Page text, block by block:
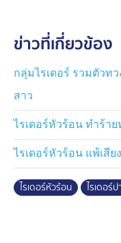
ข่าวที่เกี่ยวข้อง
กลุ่มไรเดอร์ รวมตัวท
สาว
ไรเดอร์หัวร้อน ทำร้า
ไรเดอร์หัวร้อน แพ้เสีย
ไรเดอร์หัวร้อน ไรเดอร์